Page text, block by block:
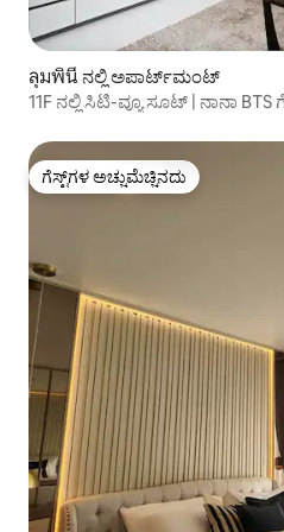
ลุมพินี ನಲ್ಲಿ ಅಪಾರ್ಟ್‌ಮಂಟ್
11F ನಲ್ಲಿ ಸಿಟಿ-ವ್ಯೂ ಸೂಟ್ | ನಾನಾ
ಗೆಸ್ಟ್‌ಗಳ ಅಚ್ಚುಮೆಚ್ಚಿನದು
ಗೆಸ್ಟ್‌ಗಳ ಅಚ್ಚುಮೆಚ್ಚಿನದು